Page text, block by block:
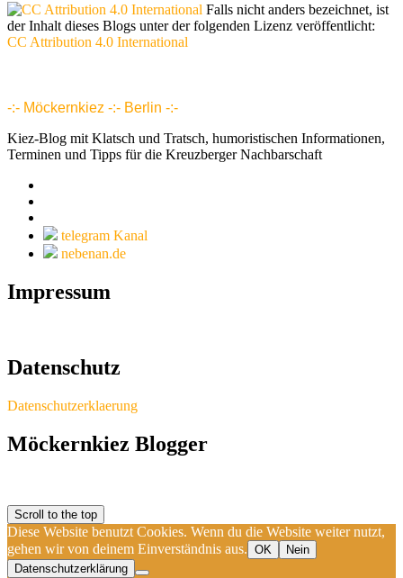
Falls nicht anders bezeichnet, ist
der Inhalt dieses Blogs unter der folgenden Lizenz veröffentlicht:
CC Attribution 4.0 International
-:- Möckernkiez -:- Berlin -:-
Kiez-Blog mit Klatsch und Tratsch, humoristischen Informationen,
Terminen und Tipps für die Kreuzberger Nachbarschaft
telegram Kanal
nebenan.de
Impressum
Datenschutz
Datenschutzerklaerung
Möckernkiez Blogger
Scroll to the top
Diese Website benutzt Cookies. Wenn du die Website weiter nutzt,
gehen wir von deinem Einverständnis aus. OK
Nein
Datenschutzerklärung